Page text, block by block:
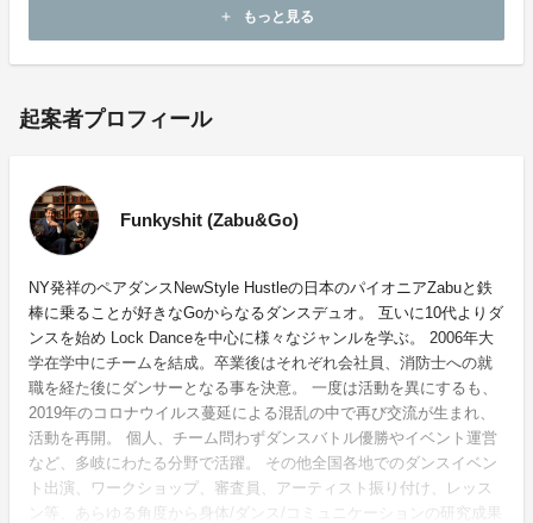
add もっと見る
起案者プロフィール
Funkyshit (Zabu&Go)
NY発祥のペアダンスNewStyle Hustleの日本のパイオニアZabuと鉄
棒に乗ることが好きなGoからなるダンスデュオ。 互いに10代よりダ
ンスを始め Lock Danceを中心に様々なジャンルを学ぶ。 2006年大
学在学中にチームを結成。卒業後はそれぞれ会社員、消防士への就
職を経た後にダンサーとなる事を決意。 一度は活動を異にするも、
2019年のコロナウイルス蔓延による混乱の中で再び交流が生まれ、
活動を再開。 個人、チーム問わずダンスバトル優勝やイベント運営
など、多岐にわたる分野で活躍。 その他全国各地でのダンスイベン
ト出演、ワークショップ、審査員、アーティスト振り付け、レッス
ン等、あらゆる角度から身体/ダンス/コミュニケーションの研究成果